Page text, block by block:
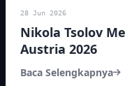
28 Jun 2026
Nikola Tsolov
Austria 2026
Baca Selengkapnya